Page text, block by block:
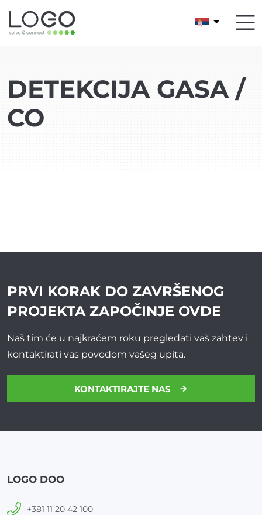
DETEKCIJA GASA /
CO
PRVI KORAK DO ZAVRŠENOG
PROJEKTA ZAPOČINJE OVDE
Naš tim će u najkraćem roku pregledati vaš zahtev i
kontaktirati vas povodom vašeg upita.
KONTAKTIRAJTE NAS
LOGO DOO
+381 11 20 42 100